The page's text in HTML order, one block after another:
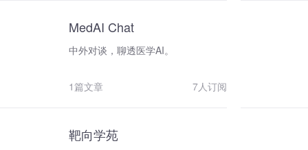
维。
MedAI Chat
中外对谈，聊透医学AI。
7人订阅
1篇文章
靶向学苑